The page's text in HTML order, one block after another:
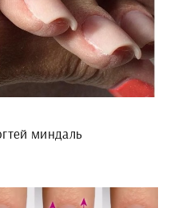
миндаль